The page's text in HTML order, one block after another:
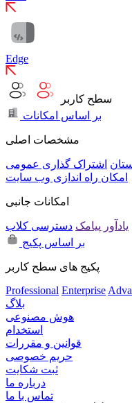
Edge
سطح کاربر
بر اساس امکانات
مشخصات اصلی
اشتراک گذاری عمومی
امکان راه اندازی وب سایت
امکانات جانبی
یادآور پیامک دسترسی کلاب
بر اساس پکیج
پکیج های سطح کاربر
Professional Enterprise
بلاگ
هوش مصنوعی
استخدام
قوانین و مقررات
حریم خصوصی
ثبت شکایت
درباره ما
تماس با ما